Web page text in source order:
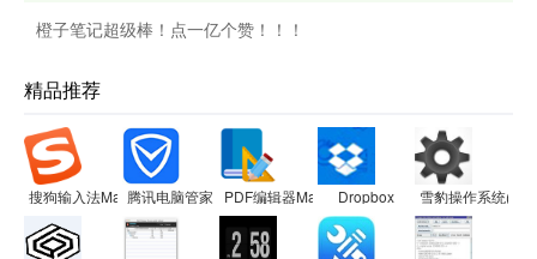
橙子笔记超级棒！点一亿个赞！！！
精品推荐
搜狗输入法Mac版腾讯电脑管家 PDF编辑器Mac版 Dropbox 雪豹操作系统